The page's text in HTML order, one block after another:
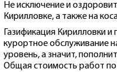
Не исключение и
Кирилловке, а также на
Газификация Кирилловки
курортное обслуживание
уровень, а значит,
Общая стоимость работ